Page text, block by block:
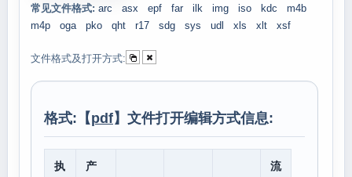
常见文件格式: arc asx epf far ilk img iso kdc
m4b
m4p
oga pko qht r17 sdg sys udl xls xlt xsf
文件格式及打开方式:
格式:【pdf】文件打开编辑方式信息:
执
产
流